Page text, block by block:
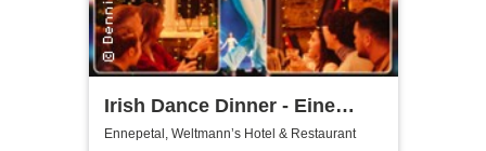
Irish Dance Dinner - Eine
Around Irish Dance Show
Ennepetal, Weltmann’s Hotel & Restaurant